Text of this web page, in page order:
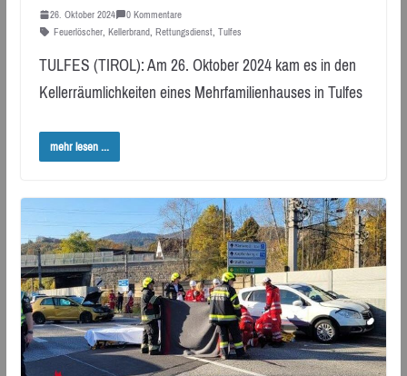
26. Oktober 2024
0 Kommentare
Feuerlöscher, Kellerbrand, Rettungsdienst, Tulfes
TULFES (TIROL): Am 26. Oktober 2024 kam es in den
Kellerräumlichkeiten eines Mehrfamilienhauses in Tulfes
mehr lesen ...